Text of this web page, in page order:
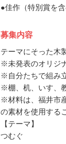
●佳作（特別賞を
募集内容
テーマにそった木
※未発表のオリジ
※自分たちで組み
※棚、机、いす、
※材料は、福井市
の素材を使用する
【テーマ】
つむぐ